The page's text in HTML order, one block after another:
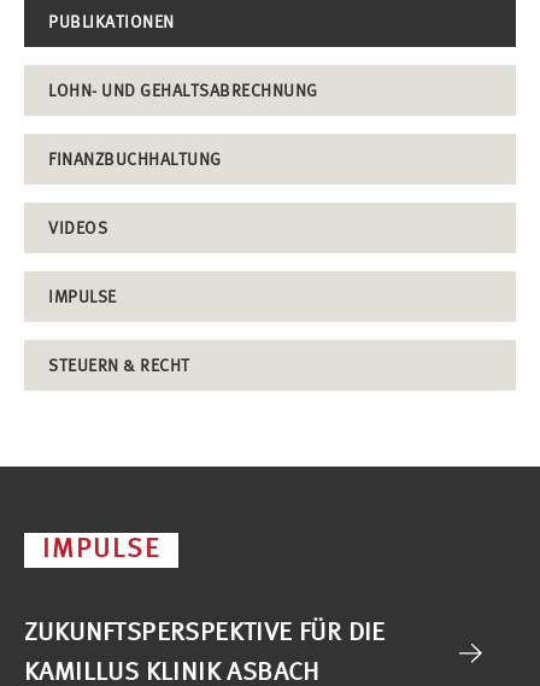
PUBLIKATIONEN
LOHN- UND GEHALTSABRECHNUNG
FINANZBUCHHALTUNG
VIDEOS
IMPULSE
STEUERN & RECHT
IMPULSE
ZUKUNFTSPERSPEKTIVE FÜR DIE
KAMILLUS KLINIK ASBACH